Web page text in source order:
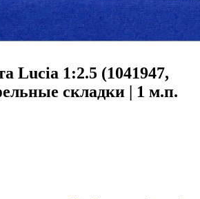
Lucia 1:2.5 (1041947,
складки | 1 м.п.